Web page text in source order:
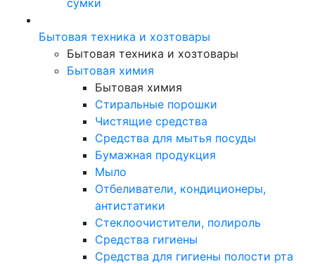
Бытовая техника и хозтовары
Бытовая техника и хозтовары
Бытовая химия
Бытовая химия
Стиральные порошки
Чистящие средства
Средства для мытья посуды
Бумажная продукция
Мыло
Отбеливатели, кондиционеры,
антистатики
Стеклоочистители, полироль
Средства гигиены
Средства для гигиены полости рта